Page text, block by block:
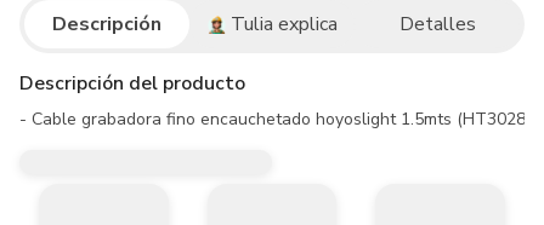
Descripción Tulia explica Detalles
Descripción del producto
- Cable grabadora fino encauchetado hoyoslight 1.5mts (HT30283)